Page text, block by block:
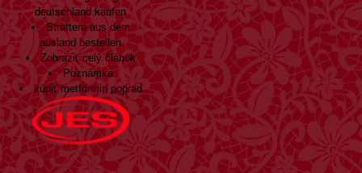
deutschland kaufen
Strattera aus dem
ausland bestellen
Zobraziť celý článok
Poznámka
kúpiť metformin poprad